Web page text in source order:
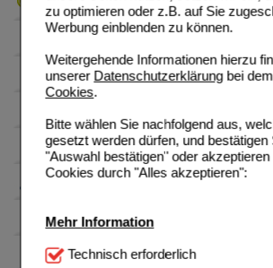
zu optimieren oder z.B. auf Sie
Werbung einblenden zu können.
Weitergehende Informationen hierzu
unserer Datenschutzerklärungbei
Cookies.
Bitte wählen Sie nachfolgend aus,
gesetzt werden dürfen, und bestätigen
"Auswahl bestätigen" oder akzeptieren
Cookies durch "Alles akzeptieren":
Mehr Information
Technisch Notwendig:Hierbei
Technisch erforderlich